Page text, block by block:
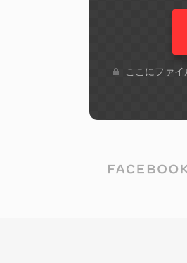
ここにファ